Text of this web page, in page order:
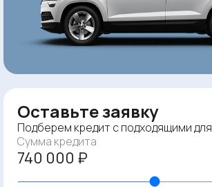
Оставьте заявку
Подберем кредит с подходящими
Сумма кредита
740 000 ₽